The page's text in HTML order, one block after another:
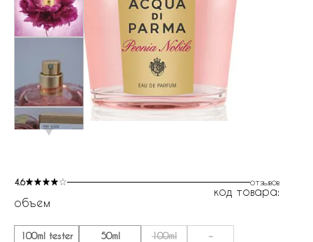
4.6 отзывов
код товара:
объем
100ml tester 50ml 100ml -